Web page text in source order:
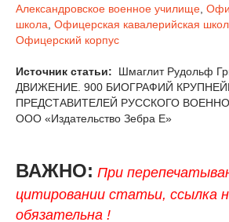
Александровское военное училище
школа Офицерская кавалерийская
Офицерский корпус
Источник статьи:
Шмаглит Рудольф
ДВИЖЕНИЕ. 900 БИОГРАФИЙ
ПРЕДСТАВИТЕЛЕЙ РУССКОГО
ООО «Издательство Зебра Е»
ВАЖНО: При
цитировании статьи, ссылка
обязательна !